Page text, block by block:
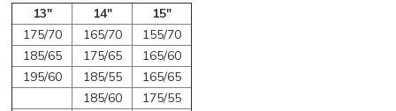
13"
14"
15"
175/70
165/70
155/70
185/65
175/65
165/60
195/60
185/55
165/65
185/60
175/55